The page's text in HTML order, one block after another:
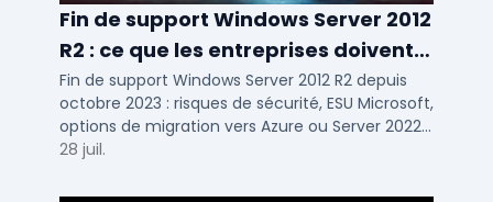
Fin de support Windows Server 2012
R2 : ce que les entreprises doivent
savoir
Fin de support Windows Server 2012 R2 depuis
octobre 2023 : risques de sécurité, ESU Microsoft,
options de migration vers Azure ou Server 2022
pour TPE, PME et ETI.
28 juil.